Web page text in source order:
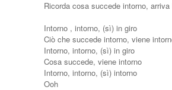
Ricorda cosa succede intorno, arriva
Intorno , intorno, (sì) in giro
Ciò che succede intorno, viene
Intorno, intorno, (sì) in giro
Cosa succede, viene intorno
Intorno, intorno, (sì) intorno
Ooh